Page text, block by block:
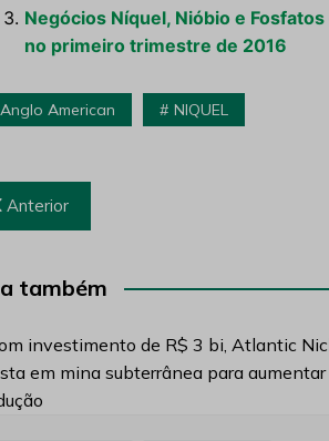
Negócios Níquel, Nióbio e
no primeiro trimestre de 2016
Anglo American NIQUEL
Anterior
também